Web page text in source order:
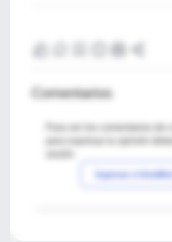
Comentarios
Para ver los comentarios de
Ingresar a IntraMed